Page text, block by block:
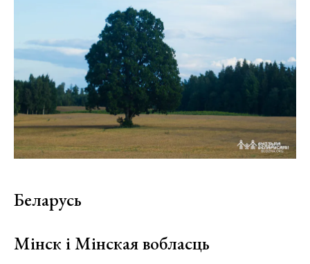
Беларусь
Мінск і Мінская вобласць